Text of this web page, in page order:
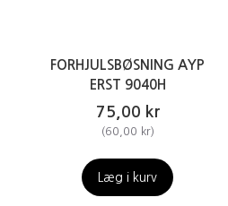
FORHJULSBØSNING AYP
ERST 9040H
75,00 kr
(60,00 kr)
Læg i kurv